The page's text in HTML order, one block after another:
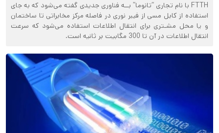
FTTH با نام تجاری “تانوما” بــه فناوری جدیدی گفته می‌شود که به جای
استفاده از کابل مسی از فیبر نوری در فاصله مرکز مخابراتی تا ساختمان
و یا محل مشـتری برای انتقال اطلاعات استفاده می‌شود که سرعت
انتقال اطلاعات در آن تا 300 مگابیت بر ثانیه است.